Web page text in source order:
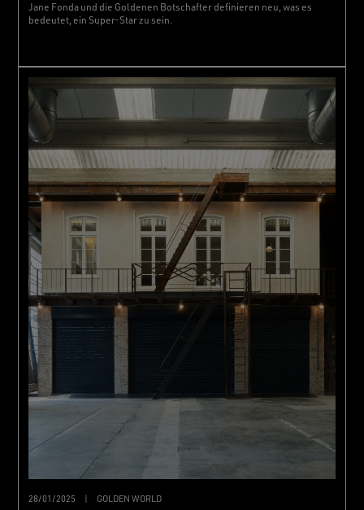
Jane Fonda und die Goldenen Botschafter definieren neu, was es
bedeutet, ein Super-Star zu sein.
28/01/2025 GOLDEN WORLD